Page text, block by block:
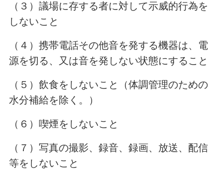
（３）議場に存する者に対して示威的行為を
しないこと
（４）携帯電話その他音を発する機器は、電
源を切る、又は音を発しない状態にすること
（５）飲食をしないこと（体調管理のための
水分補給を除く。）
（６）喫煙をしないこと
（７）写真の撮影、録音、録画、放送、配信
等をしないこと